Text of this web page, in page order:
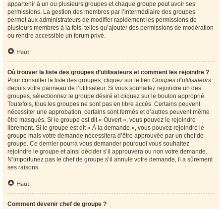
appartenir à un ou plusieurs groupes et chaque groupe peut avoir ses
permissions. La gestion des membres par l’intermédiaire des groupes
permet aux administrateurs de modifier rapidement les permissions de
plusieurs membres à la fois, telles qu’ajouter des permissions de modération
ou rendre accessible un forum privé.
Haut
Où trouver la liste des groupes d’utilisateurs et comment les rejoindre ?
Pour consulter la liste des groupes, cliquez sur le lien Groupes d’utilisateurs
depuis votre panneau de l’utilisateur. Si vous souhaitez rejoindre un des
groupes, sélectionnez le groupe désiré et cliquez sur le bouton approprié.
Toutefois, tous les groupes ne sont pas en libre accès. Certains peuvent
nécessiter une approbation, certains sont fermés et d’autres peuvent même
être masqués. Si le groupe est dit « Ouvert », vous pouvez le rejoindre
librement. Si le groupe est dit « À la demande », vous pouvez rejoindre le
groupe mais votre demande nécessitera d’être approuvée par un chef de
groupe. Ce dernier pourra vous demander pourquoi vous souhaitez
rejoindre le groupe et ainsi décider s’il approuvera ou non votre demande.
N’importunez pas le chef de groupe s’il annule votre demande, il a sûrement
ses raisons.
Haut
Comment devenir chef de groupe ?